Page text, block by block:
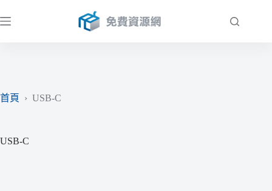
至
首頁
› USB-C
USB-C